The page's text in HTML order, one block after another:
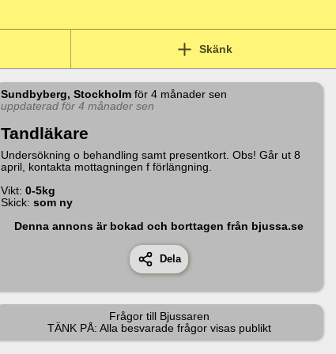
Skänk
Sundbyberg, Stockholm för 4 månader sen
uppdaterad för 4 månader sen
Tandläkare
Undersökning o behandling samt presentkort. Obs! Går ut 8
april, kontakta mottagningen f förlängning.
Vikt: 0-5kg
Skick: som ny
Denna annons är bokad och borttagen från bjussa.se
Dela
Frågor till Bjussaren
TÄNK PÅ: Alla besvarade frågor visas publikt